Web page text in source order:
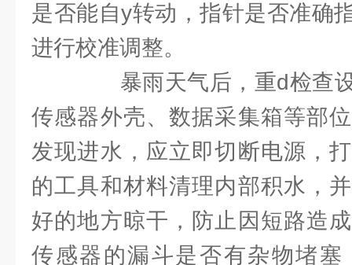
是否能自y转动，指针是否准确
进行校准调整。
暴雨天气后，重d检查设
传感器外壳、数据采集箱等部
发现进水，应立即切断电源，
的工具和材料清理内部积水，
好的地方晾干，防止因短路造
传感器的漏斗是否有杂物堵塞